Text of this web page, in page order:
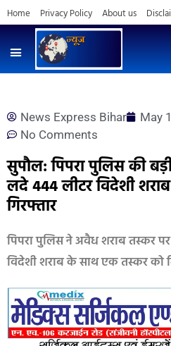
Home Privacy Policy About us
News Express Bihar May
No Comments
सुपौल: पिपरा पुलिस की
लदे 444 लीटर विदेशी
गिरफ्तार
पिपरा पुलिस ने अवैध शराब तस्कर
विदेशी शराब के साथ एक तस्कर को